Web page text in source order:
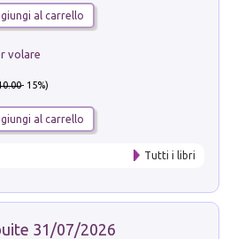
al carrello
volare
- 15%)
al carrello
Tutti i libri
31/07/2026